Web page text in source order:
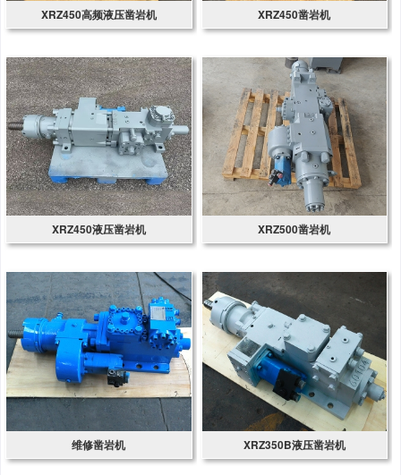
XRZ450高频液压凿岩机 XRZ450凿岩机
XRZ450液压凿岩机 XRZ500凿岩机
维修凿岩机 XRZ350B液压凿岩机